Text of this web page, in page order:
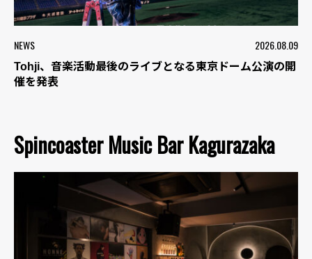
NEWS 2026.08.09
Tohji、音楽活動最後のライブとなる東京ドーム公演の開
催を発表
Spincoaster Music Bar Kagurazaka